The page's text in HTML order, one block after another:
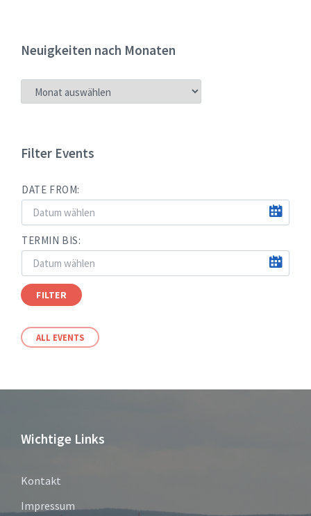
Neuigkeiten nach Monaten
NEUIGKEITEN
NACH
Filter Events
DATE FROM:
TERMIN BIS:
FILTER
ALL EVENTS
Wichtige Links
Kontakt
Impressum